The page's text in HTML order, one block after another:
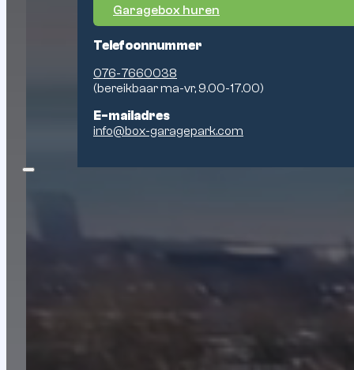
Garagebox huren
Telefoonnummer
076-7660038
(bereikbaar ma-vr, 9.00-17.00)
E-mailadres
info@box-garagepark.com